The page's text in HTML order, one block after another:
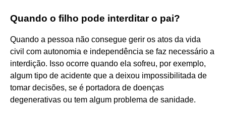
Quando o filho pode interditar o pai?
Quando a pessoa não consegue gerir os atos da vida
civil com autonomia e independência se faz necessário a
interdição. Isso ocorre quando ela sofreu, por exemplo,
algum tipo de acidente que a deixou impossibilitada de
tomar decisões, se é portadora de doenças
degenerativas ou tem algum problema de sanidade.